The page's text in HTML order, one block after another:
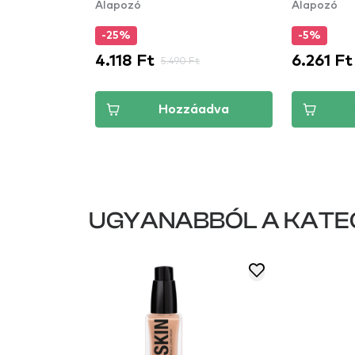
Alapozó
-25%
4.118 Ft 5.490 Ft
Hozzáadva
fedésű
Alapozó
-5%
6.261 Ft
UGYANABBÓL A